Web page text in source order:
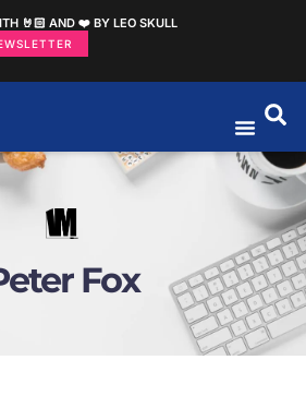
🤘🏻 AND ❤️ BY LEO SKULL
Fox